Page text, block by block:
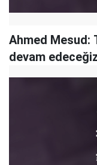
Ahmed Mesud:
devam edeceğiz